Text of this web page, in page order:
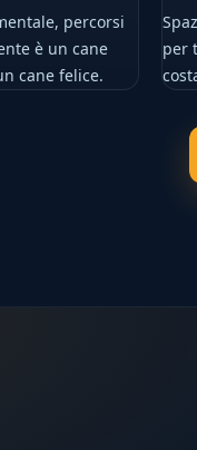
percorsi
è un cane
cane felice.
per